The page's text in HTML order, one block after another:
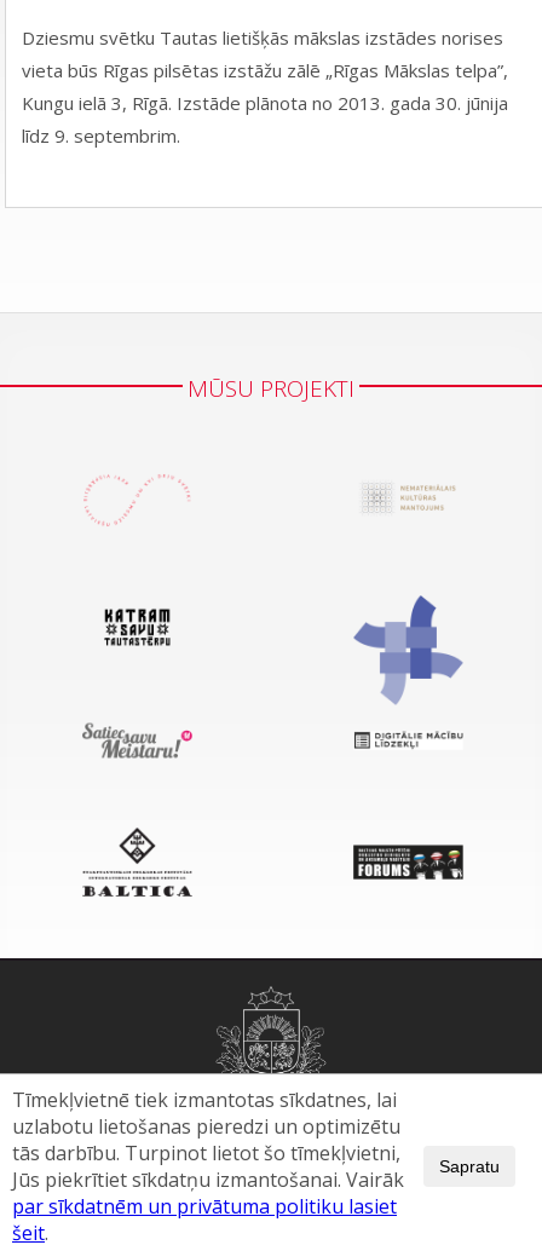
Dziesmu svētku Tautas lietišķās mākslas izstādes norises
vieta būs Rīgas pilsētas izstāžu zālē „Rīgas Mākslas telpa”,
Kungu ielā 3, Rīgā. Izstāde plānota no 2013. gada 30. jūnija
līdz 9. septembrim.
MŪSU PROJEKTI
pasts@lnkc.gov.lv +371 67228985
Tīmekļvietnē tiek izmantotas sīkdatnes, lai
uzlabotu lietošanas pieredzi un optimizētu
tās darbību. Turpinot lietot šo tīmekļvietni,
Jūs piekrītiet sīkdatņu izmantošanai. Vairāk
par sīkdatnēm un privātuma politiku lasiet
šeit.
Sapratu